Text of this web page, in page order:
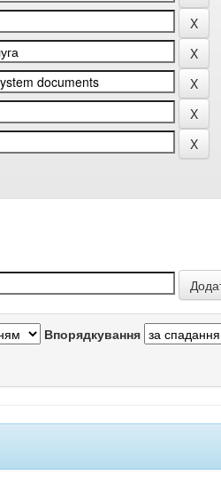
Впорядкування